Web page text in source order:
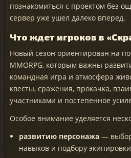
познакомиться с проектом без
сервер уже ушел далеко вперед.
Что ждет игроков в
Новый сезон ориентирован на
MMORPG, которым важны
командная игра и атмосфера
квесты, сражения, прокачка,
участниками и постепенное
Особое внимание уделяется
развитию персонажа —
навыков и подбору